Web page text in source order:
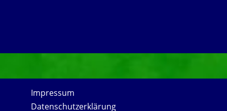
Impressum
Datenschutzerklärung